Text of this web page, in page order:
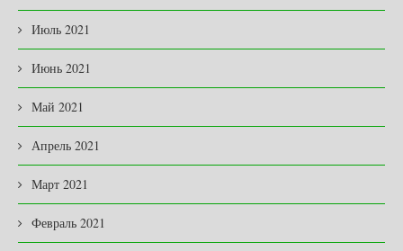
Июль 2021
Июнь 2021
Май 2021
Апрель 2021
Март 2021
Февраль 2021